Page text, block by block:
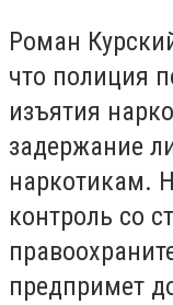
Роман
что полиция
изъятия
задержание
наркотикам.
контроль со
предпримет